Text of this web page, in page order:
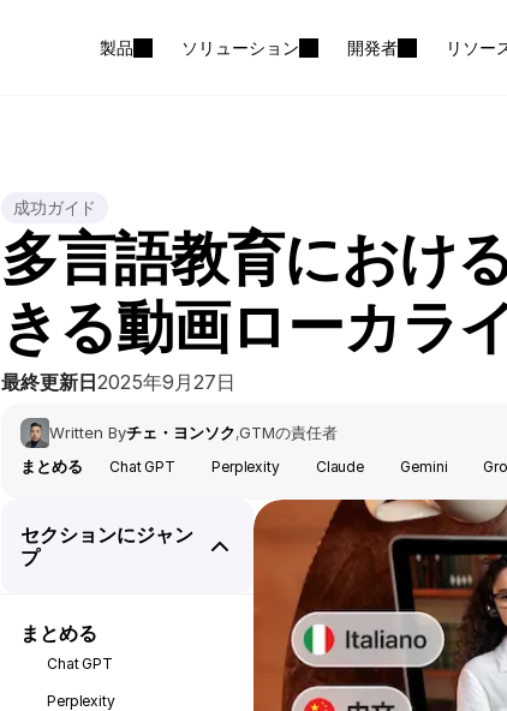
製品 ソリューション 開発者 リソー
成功ガイド
多言語教育におけ
きる動画ローカラ
最終更新日2025年9月27日
Written Byチェ・ヨンソク,GTMの責任者
まとめる
Chat GPT Perplexity Claude Gemini
セクションにジャン
プ
まとめる
Chat GPT
Perplexity